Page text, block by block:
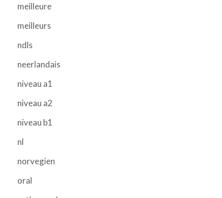
meilleure
meilleurs
ndls
neerlandais
niveau a1
niveau a2
niveau b1
nl
norvegien
oral